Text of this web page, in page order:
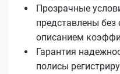
Прозрачные
представлены
описанием
Гарантия
полисы